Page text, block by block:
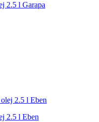
2.5 l Garapa
2.5 l Eben